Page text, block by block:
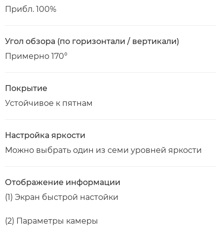
Прибл. 100%
Угол обзора (по горизонтали / вертикали)
Примерно 170°
Покрытие
Устойчивое к пятнам
Настройка яркости
Можно выбрать один из семи уровней яркости
Отображение информации
(1) Экран быстрой настойки
(2) Параметры камеры